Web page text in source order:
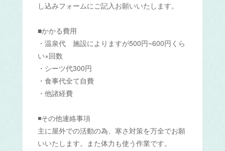
し込みフォームにご記入お願いいたします。
■かかる費用
・温泉代 施設によりますが500円~600円くら
い×回数
・シーツ代300円
・食事代全て自費
・他諸経費
◾️その他連絡事項
主に屋外での活動の為、寒さ対策を万全でお願
いいたします。また体力も使う作業です。